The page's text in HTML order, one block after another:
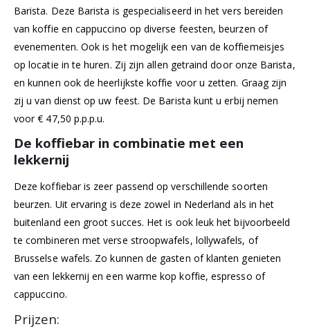
Barista. Deze Barista is gespecialiseerd in het vers bereiden
van koffie en cappuccino op diverse feesten, beurzen of
evenementen. Ook is het mogelijk een van de koffiemeisjes
op locatie in te huren. Zij zijn allen getraind door onze Barista,
en kunnen ook de heerlijkste koffie voor u zetten. Graag zijn
zij u van dienst op uw feest. De Barista kunt u erbij nemen
voor € 47,50 p.p.p.u.
De koffiebar in combinatie met een
lekkernij
Deze koffiebar is zeer passend op verschillende soorten
beurzen. Uit ervaring is deze zowel in Nederland als in het
buitenland een groot succes. Het is ook leuk het bijvoorbeeld
te combineren met verse stroopwafels, lollywafels, of
Brusselse wafels. Zo kunnen de gasten of klanten genieten
van een lekkernij en een warme kop koffie, espresso of
cappuccino.
Prijzen: